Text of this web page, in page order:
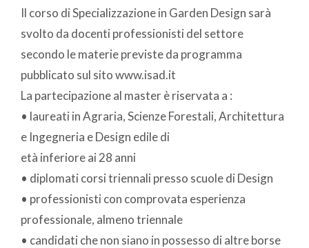
Il corso di Specializzazione in Garden Design sarà
svolto da docenti professionisti del settore
secondo le materie previste da programma
pubblicato sul sito www.isad.it
La partecipazione al master è riservata a :
• laureati in Agraria, Scienze Forestali, Architettura
e Ingegneria e Design edile di
età inferiore ai 28 anni
• diplomati corsi triennali presso scuole di Design
• professionisti con comprovata esperienza
professionale, almeno triennale
• candidati che non siano in possesso di altre borse